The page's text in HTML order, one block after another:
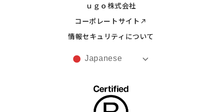
ｕｇｏ株式会社
コーポレートサイト
情報セキュリティについて
Japanese